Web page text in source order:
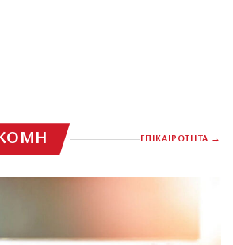
ΕΠΙΚΑΙΡΟΤΗΤΑ